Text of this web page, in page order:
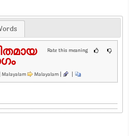
Rate this meaning
| Malayalam Malayalam | |